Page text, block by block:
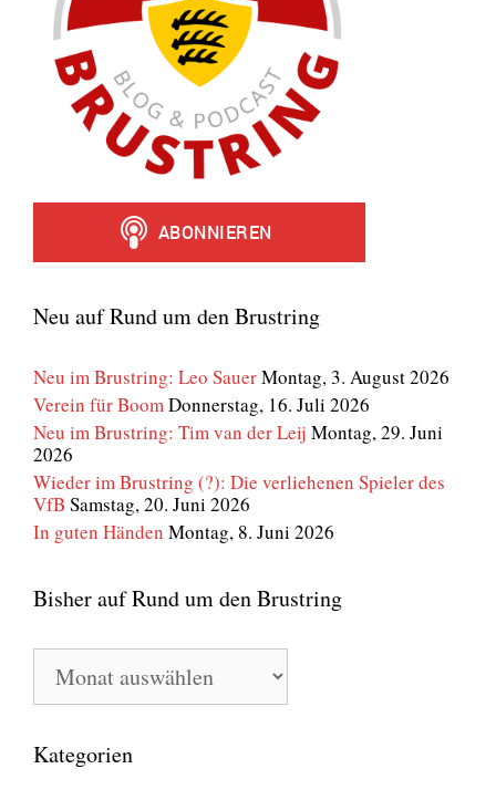
Neu auf Rund um den Brustring
Neu im Brustring: Leo SauerMontag, 3. August 2026
Verein für Boom Donnerstag, 16. Juli 2026
Neu im Brustring: Tim van der Leij Montag, 29. Juni
2026
Wieder im Brustring (?): Die verliehenen Spieler des
VfB Samstag, 20. Juni 2026
In guten Händen Montag, 8. Juni 2026
Bisher auf Rund um den Brustring
Bisher
auf
Rund
den
Brustring
Kategorien